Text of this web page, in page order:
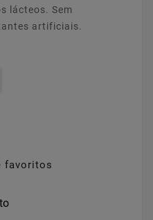
lácteos. Sem
artificiais.
favoritos